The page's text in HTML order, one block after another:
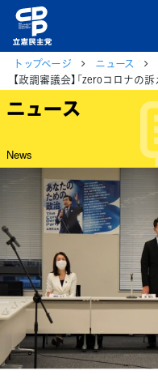
トップページ
ニュース
【政調審議会】「zeroコロナの
ニュース
News